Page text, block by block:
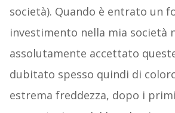
società). Quando è entrato un
investimento nella mia società
assolutamente accettato
dubitato spesso quindi di
estrema freddezza, dopo i